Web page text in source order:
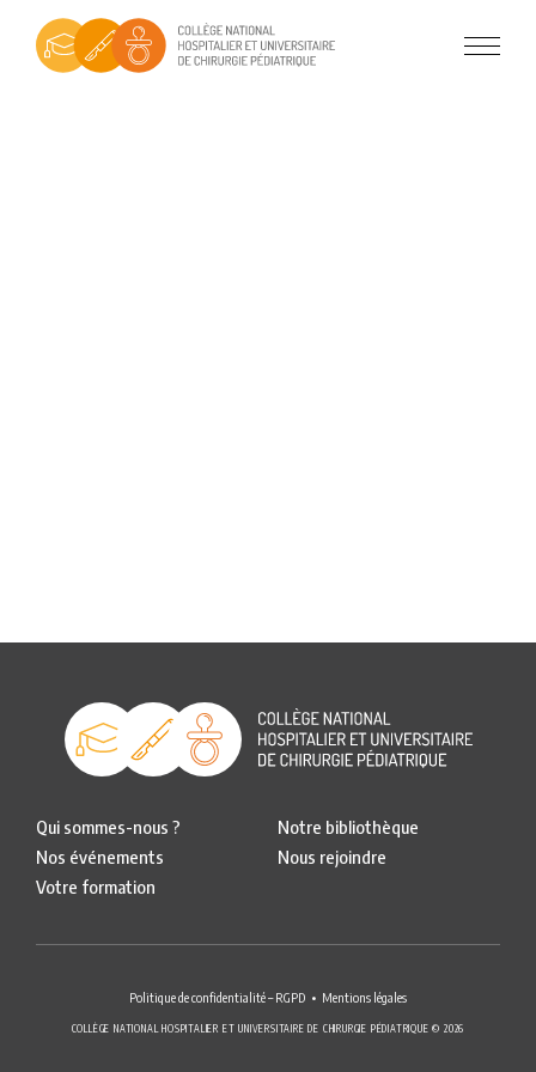
Qui sommes-nous ?
Nos événements
Votre formation
Notre bibliothèque
Nous rejoindre
Politique de confidentialité – RGPD Mentions légales
COLLÈGE NATIONAL HOSPITALIER ET UNIVERSITAIRE DE CHIRURGIE PÉDIATRIQUE © 2026